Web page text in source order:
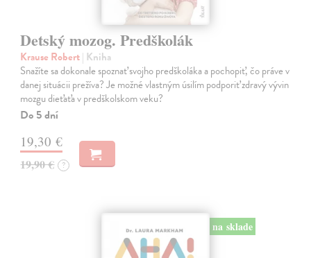
Detský mozog. Predškolák
Krause Robert| Kniha
Snažíte sa dokonale spoznať svojho predškoláka a pochopiť, čo práve v
danej situácii prežíva? Je možné vlastným úsilím podporiť zdravý vývin
mozgu dieťaťa v predškolskom veku?
Do 5 dní
19,30 €
19,90 € ?
na sklade